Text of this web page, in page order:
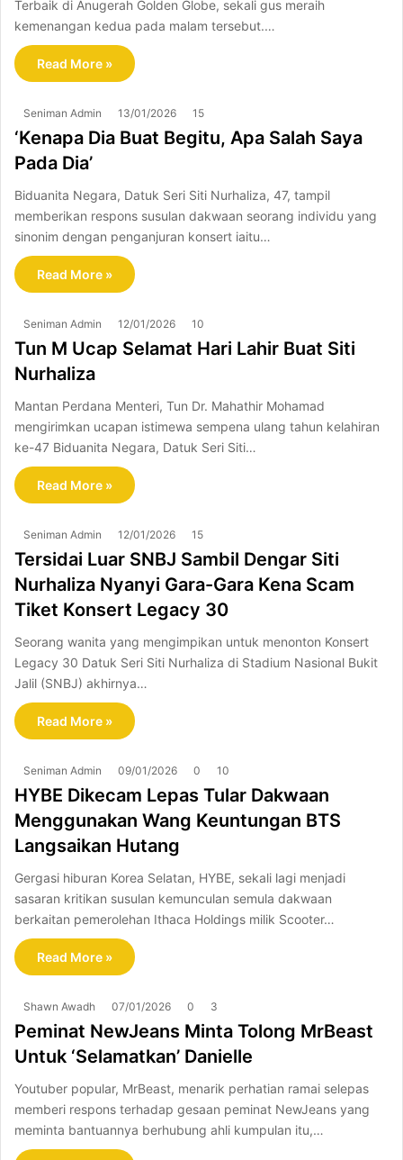
Terbaik di Anugerah Golden Globe, sekali gus meraih
kemenangan kedua pada malam tersebut.…
Read More »
Seniman Admin 13/01/2026 15
‘Kenapa Dia Buat Begitu, Apa Salah Saya
Pada Dia’
Biduanita Negara, Datuk Seri Siti Nurhaliza, 47, tampil
memberikan respons susulan dakwaan seorang individu yang
sinonim dengan penganjuran konsert iaitu…
Read More »
Seniman Admin 12/01/2026 10
Tun M Ucap Selamat Hari Lahir Buat Siti
Nurhaliza
Mantan Perdana Menteri, Tun Dr. Mahathir Mohamad
mengirimkan ucapan istimewa sempena ulang tahun kelahiran
ke-47 Biduanita Negara, Datuk Seri Siti…
Read More »
Seniman Admin 12/01/2026 15
Tersidai Luar SNBJ Sambil Dengar Siti
Nurhaliza Nyanyi Gara-Gara Kena Scam
Tiket Konsert Legacy 30
Seorang wanita yang mengimpikan untuk menonton Konsert
Legacy 30 Datuk Seri Siti Nurhaliza di Stadium Nasional Bukit
Jalil (SNBJ) akhirnya…
Read More »
Seniman Admin 09/01/2026 0 10
HYBE Dikecam Lepas Tular Dakwaan
Menggunakan Wang Keuntungan BTS
Langsaikan Hutang
Gergasi hiburan Korea Selatan, HYBE, sekali lagi menjadi
sasaran kritikan susulan kemunculan semula dakwaan
berkaitan pemerolehan Ithaca Holdings milik Scooter…
Read More »
Shawn Awadh 07/01/2026 0 3
Peminat NewJeans Minta Tolong MrBeast
Untuk ‘Selamatkan’ Danielle
Youtuber popular, MrBeast, menarik perhatian ramai selepas
memberi respons terhadap gesaan peminat NewJeans yang
meminta bantuannya berhubung ahli kumpulan itu,…